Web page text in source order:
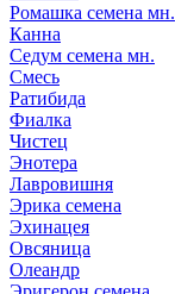
Ромашка семена мн.
Канна
Седум семена мн.
Смесь
Ратибида
Фиалка
Чистец
Энотера
Лавровишня
Эрика семена
Эхинацея
Овсяница
Олеандр